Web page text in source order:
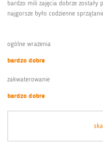
bardzo mili zajęcia dobrze zostały
najgorsze było codzienne
ogólne wrażenia
bardzo dobre
zakwaterowanie
bardzo dobre